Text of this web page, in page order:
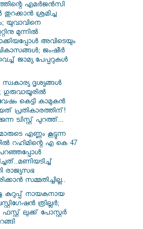
എമർജൻസി
ശ്രമിച്ച
യുവാവിനെ
മുന്നിൽ
അവിടെയും
ജംഷീർ
ജാമ്യ പേപ്പറുകൾ
സ്വകാര്യ ദൃശ്യങ്ങൾ
ഗുരുവായൂരിൽ
കെട്ടി കാമുകൻ
പ്രതികാരത്തിന്!
ട്വിസ്റ്റ് പുറത്ത്...
എണ്ണം കൂട്ടുന്ന
റഹിമിന്റെ എ കെ 47
രാജ്യസഭ
സമ്മതിച്ചില്ല..
നായകനായ
ത്രില്ലർ;
ലുക്ക് പോസ്റ്റർ